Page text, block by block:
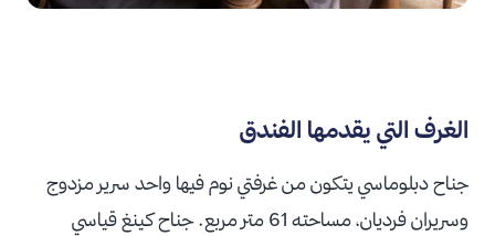
الغرف التي يقدمها الفندق
جناح دبلوماسي يتكون من غرفتي نوم فيها واحد سرير مزدوج
وسريران فرديان، مساحته 61 متر مربع. جناح كينغ قياسي